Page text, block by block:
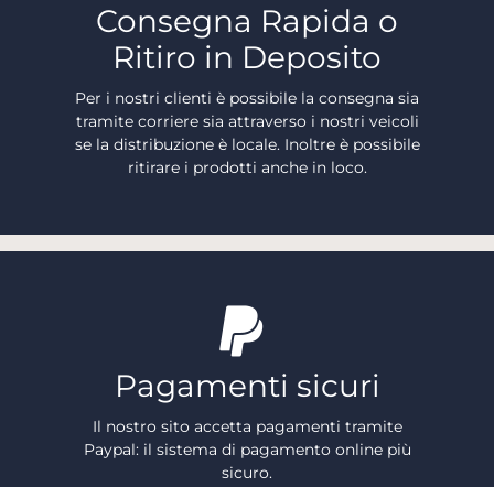
Consegna Rapida o
Ritiro in Deposito
Per i nostri clienti è possibile la consegna sia
tramite corriere sia attraverso i nostri veicoli
se la distribuzione è locale. Inoltre è possibile
ritirare i prodotti anche in loco.
Pagamenti sicuri
Il nostro sito accetta pagamenti tramite
Paypal: il sistema di pagamento online più
sicuro.